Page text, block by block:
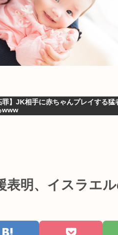
罪】JK相手に赤ちゃんプレイする猛
www
表明、イスラエ